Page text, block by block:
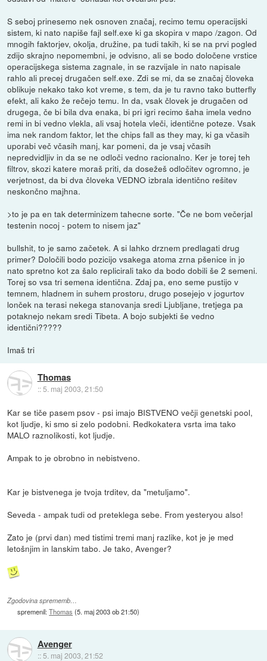
S seboj prinesemo nek osnoven značaj, recimo temu operacijski
sistem, ki nato napiše fajl self.exe ki ga skopira v mapo /zagon. Od
mnogih faktorjev, okolja, družine, pa tudi takih, ki se na prvi pogled
zdijo skrajno nepomembni, je odvisno, ali se bodo določene vrstice
operacijskega sistema zagnale, in se razvijale in nato napisale
rahlo ali precej drugačen self.exe. Zdi se mi, da se značaj človeka
oblikuje nekako tako kot vreme, s tem, da je tu ravno tako butterfly
efekt, ali kako že rečejo temu. In da, vsak človek je drugačen od
drugega, če bi bila dva enaka, bi pri igri recimo šaha imela vedno
remi in bi vedno vlekla, ali vsaj hotela vleči, identične poteze. Vsak
ima nek random faktor, let the chips fall as they may, ki ga včasih
uporabi več včasih manj, kar pomeni, da je vsaj včasih
nepredvidljiv in da se ne odloči vedno racionalno. Ker je torej teh
filtrov, skozi katere moraš priti, da dosežeš odločitev ogromno, je
verjetnost, da bi dva človeka VEDNO izbrala identično rešitev
neskončno majhna.
>to je pa en tak determinizem tahecne sorte. "Če ne bom večerjal
testenin nocoj - potem to nisem jaz"
bullshit, to je samo začetek. A si lahko drznem predlagati drug
primer? Določili bodo pozicijo vsakega atoma zrna pšenice in jo
nato spretno kot za šalo replicirali tako da bodo dobili še 2 semeni.
Torej so vsa tri semena identična. Zdaj pa, eno seme pustijo v
temnem, hladnem in suhem prostoru, drugo posejejo v jogurtov
lonček na terasi nekega stanovanja sredi Ljubljane, tretjega pa
potaknejo nekam sredi Tibeta. A bojo subjekti še vedno
identični?????
Imaš tri
Thomas
::5. maj 2003, 21:50
Kar se tiče pasem psov - psi imajo BISTVENO večji genetski pool,
kot ljudje, ki smo si zelo podobni. Redkokatera vsrta ima tako
MALO raznolikosti, kot ljudje.
Ampak to je obrobno in nebistveno.
Kar je bistvenega je tvoja trditev, da "metuljamo".
Seveda - ampak tudi od preteklega sebe. From yesteryou also!
Zato je (prvi dan) med tistimi tremi manj razlike, kot je je med
letošnjim in lanskim tabo. Je tako, Avenger?
Zgodovina sprememb…
spremenil:Thomas (5. maj 2003 ob 21:50)
Avenger
:: 5. maj 2003, 21:52